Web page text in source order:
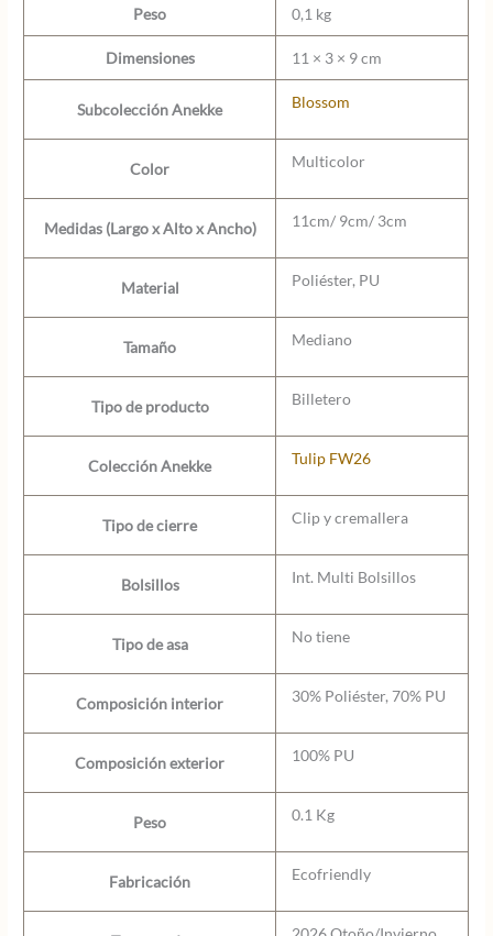
Peso
0,1 kg
Dimensiones 11 × 3 × 9 cm
Subcolección Anekke Blossom
Color Multicolor
Medidas (Largo x Alto x Ancho) 11cm/ 9cm/ 3cm
Material Poliéster, PU
Tamaño Mediano
Tipo de producto Billetero
Colección Anekke Tulip FW26
Tipo de cierre Clip y cremallera
Bolsillos Int. Multi Bolsillos
Tipo de asa No tiene
Composición interior 30% Poliéster, 70% PU
Composición exterior 100% PU
Peso 0.1 Kg
Fabricación Ecofriendly